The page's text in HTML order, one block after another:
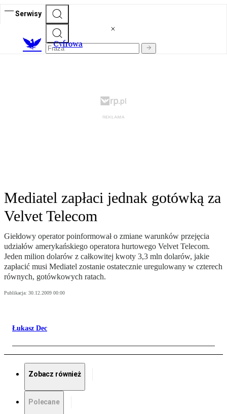
Serwisy
Cyfrowa
Mediatel zapłaci jednak gotówką za
Velvet Telecom
Giełdowy operator poinformował o zmiane warunków przejęcia
udziałów amerykańskiego operatora hurtowego Velvet Telecom.
Jeden milion dolarów z całkowitej kwoty 3,3 mln dolarów, jakie
zapłacić musi Mediatel zostanie ostatecznie uregulowany w czterech
równych, gotówkowych ratach.
Publikacja: 30.12.2009 00:00
Łukasz Dec
Zobacz również
Polecane